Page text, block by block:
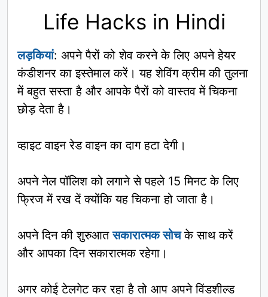
Life Hacks in Hindi
लड़कियां: अपने पैरों को शेव करने के लिए अपने हेयर
कंडीशनर का इस्तेमाल करें। यह शेविंग क्रीम की तुलना
में बहुत सस्ता है और आपके पैरों को वास्तव में चिकना
छोड़ देता है।
व्हाइट वाइन रेड वाइन का दाग हटा देगी।
अपने नेल पॉलिश को लगाने से पहले 15 मिनट के लिए
फ्रिज में रख दें क्योंकि यह चिकना हो जाता है।
अपने दिन की शुरुआतसकारात्मक सोचके साथ करें
और आपका दिन सकारात्मक रहेगा।
अगर कोई टेलगेट कर रहा है तो आप अपने विंडशील्ड